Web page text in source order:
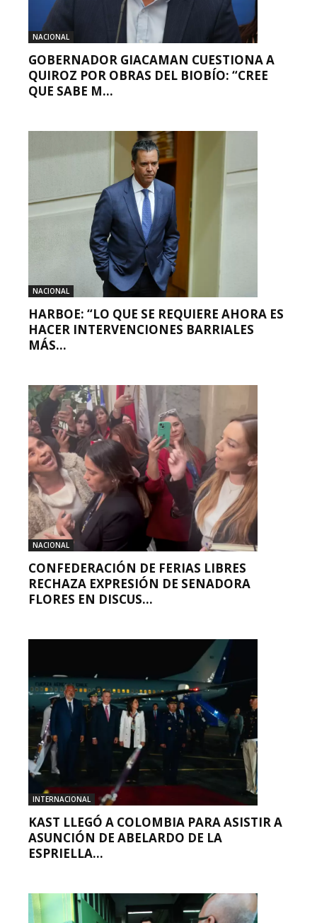
NACIONAL
GOBERNADOR GIACAMAN CUESTIONA A
QUIROZ POR OBRAS DEL BIOBÍO: “CREE
QUE SABE M...
NACIONAL
HARBOE: “LO QUE SE REQUIERE AHORA ES
HACER INTERVENCIONES BARRIALES
MÁS...
NACIONAL
CONFEDERACIÓN DE FERIAS LIBRES
RECHAZA EXPRESIÓN DE SENADORA
FLORES EN DISCUS...
INTERNACIONAL
KAST LLEGÓ A COLOMBIA PARA ASISTIR A
ASUNCIÓN DE ABELARDO DE LA
ESPRIELLA...